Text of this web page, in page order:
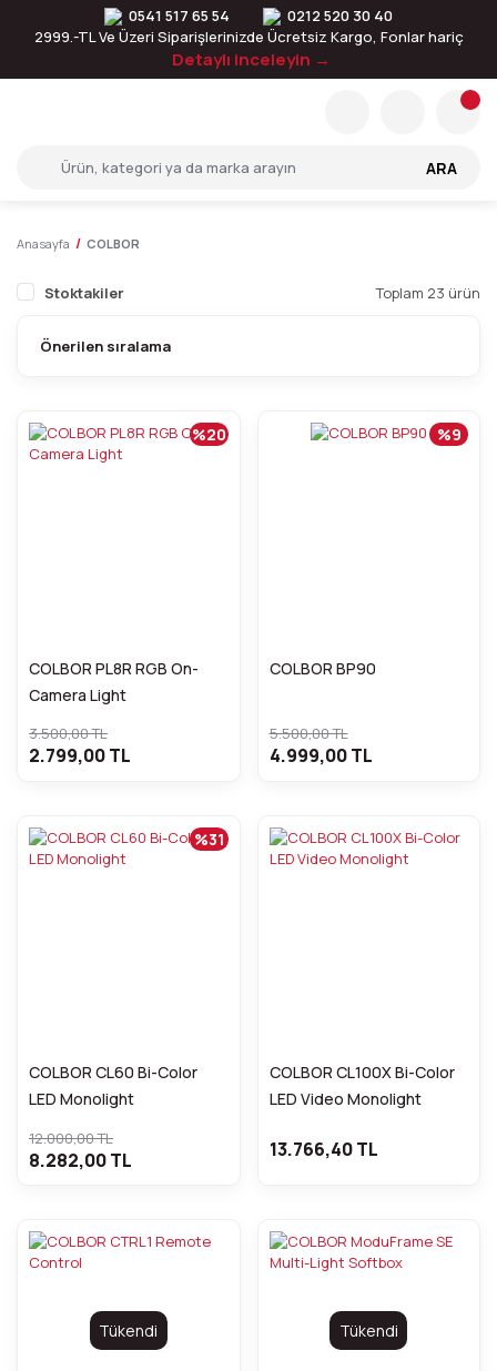
0541 517 65 54
0212 520 30 40
2999.-TL Ve Üzeri Siparişlerinizde Ücretsiz Kargo, Fonlar hariç
Detaylı inceleyin →
ARA
Anasayfa COLBOR
Stoktakiler Toplam 23 ürün
COLBOR PL8R RGB On-
Camera Light
%20
3.500,00 TL
2.799,00 TL
COLBOR BP90
%9
5.500,00 TL
4.999,00 TL
COLBOR CL60 Bi-Color
LED Monolight
%31
12.000,00 TL
8.282,00 TL
COLBOR CL100X Bi-Color
LED Video Monolight
13.766,40 TL
Tükendi Tükendi